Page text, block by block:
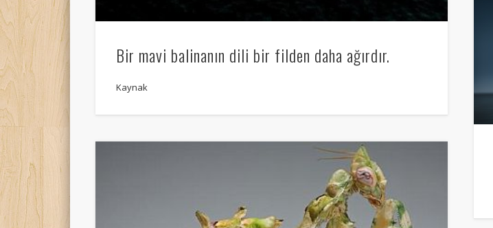
Bir mavi balinanın dili bir filden daha ağırdır.
Kaynak